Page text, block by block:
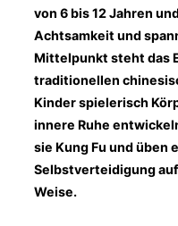
von 6 bis 12 Jahren
Achtsamkeit und
Mittelpunkt steht das
traditionellen
Kinder spielerisch
innere Ruhe
sie Kung Fu und üben
Selbstverteidigung
Weise.